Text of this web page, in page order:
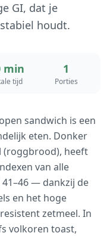
GI, dat je
houdt.
min
tijd
1
Porties
sandwich is een
eten. Donker
(roggbrood), heeft
van alle
— dankzij de
en het hoge
zetmeel. In
volkoren toast,